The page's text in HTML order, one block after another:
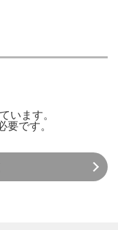
います。
要です。